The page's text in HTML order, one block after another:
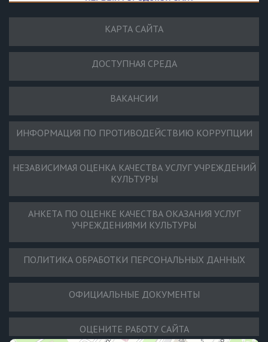
КАРТА САЙТА
ДОСТУПНАЯ СРЕДА
ВАКАНСИИ
ИНФОРМАЦИЯ ПО ПРОТИВОДЕЙСТВИЮ КОРРУПЦИИ
НЕЗАВИСИМАЯ ОЦЕНКА КАЧЕСТВА УСЛУГ УЧРЕЖДЕНИЙ
КУЛЬТУРЫ
АНКЕТА ПО ОЦЕНКЕ КАЧЕСТВА ОКАЗАНИЯ УСЛУГ
УЧРЕЖДЕНИЯМИ КУЛЬТУРЫ
ПОЛИТИКА ОБРАБОТКИ ПЕРСОНАЛЬНЫХ ДАННЫХ
ОФИЦИАЛЬНЫЕ ДОКУМЕНТЫ
ОЦЕНИТЕ РАБОТУ САЙТА